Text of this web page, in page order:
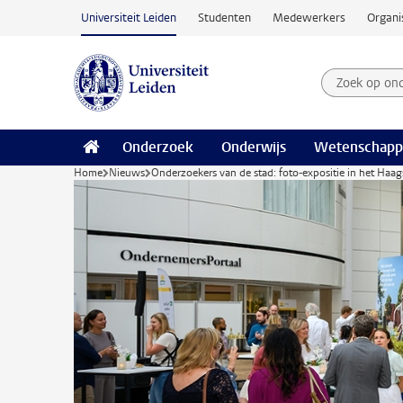
Ga naar hoofdinhoud
Universiteit Leiden Studenten Medewerkers
Zoek op
Zoekterm
Onderzoek Onderwijs
Home Nieuws Onderzoekers van de stad: foto-expositie in het